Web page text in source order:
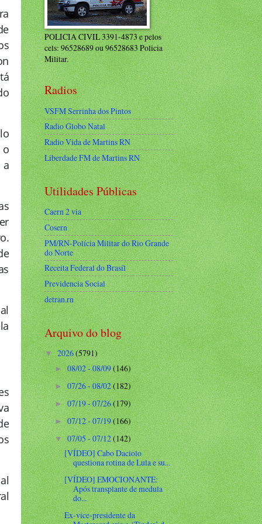
o
a
POLICIA CIVIL 3391-4873 e pelos
cels: 96528689 ou 96528683 Policia
Militar.
Radios
VSFM Serrinha dos Pintos
Radio Globo Natal
Radio Vida de Martins RN
Liberdade FM de Martins RN
Utilidades Públicas
Caern 2 via
Cosern
PM/RN-Polícia Militar do Rio Grande
do Norte
Receita Federal do Brasíl
Previdencia Social
detran.rn
Arquivo do blog
▼ 2026(5791)
►08/02 - 08/09(146)
►07/26 - 08/02(182)
►07/19 - 07/26(179)
►07/12 - 07/19(166)
▼07/05 - 07/12(142)
[VÍDEO] Cabo Daciolo
questiona rotina de Lula e su...
[VÍDEO] EMOCIONANTE:
Após transplante de medula
do...
Ex-vice-presidente da